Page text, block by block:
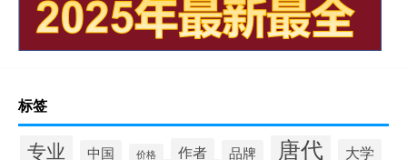
标签
专业 中国 价格 作者 品牌 唐代 大学